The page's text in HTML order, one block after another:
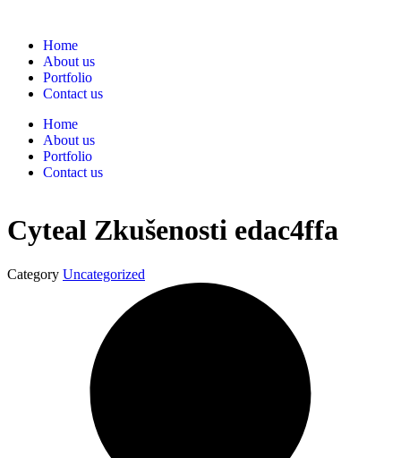
Home
About us
Portfolio
Contact us
Home
About us
Portfolio
Contact us
Cyteal Zkušenosti edac4ffa
Category Uncategorized